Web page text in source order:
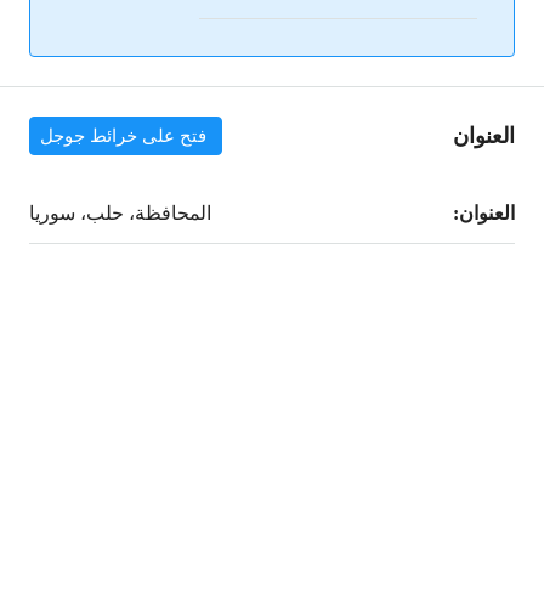
العنوان فتح على خرائط جوجل
العنوان: المحافظة، حلب، سوريا